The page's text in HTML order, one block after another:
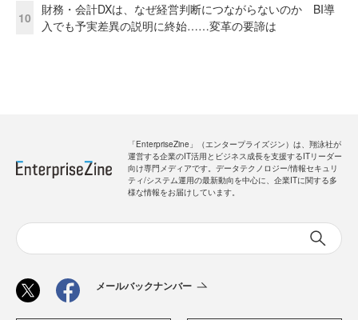
10
財務・会計DXは、なぜ経営判断につながらないのか BI導
入でも予実差異の説明に終始……変革の要諦は
「EnterpriseZine」（エンタープライズジン）は、翔泳社が
運営する企業のIT活用とビジネス成長を支援するITリーダー
向け専門メディアです。データテクノロジー/情報セキュリ
ティ/システム運用の最新動向を中心に、企業ITに関する多
様な情報をお届けしています。
メールバックナンバー